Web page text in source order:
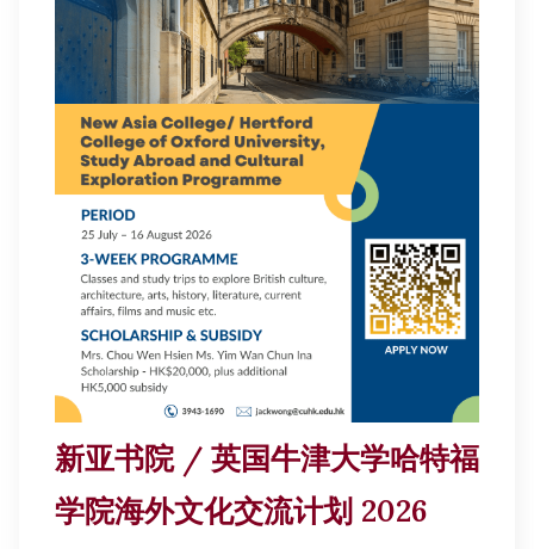
新亚书院 / 英国牛津大学哈特福
学院海外文化交流计划 2026